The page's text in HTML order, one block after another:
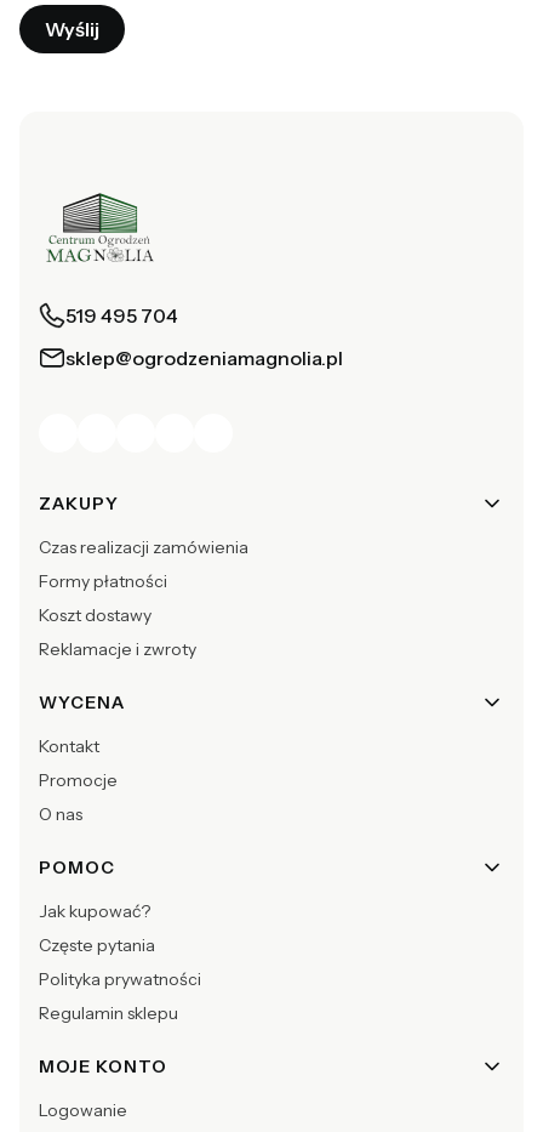
Wyślij
519 495 704
sklep@ogrodzeniamagnolia.pl
Linki w stopce
ZAKUPY
Czas realizacji zamówienia
Formy płatności
Koszt dostawy
Reklamacje i zwroty
WYCENA
Kontakt
Promocje
O nas
POMOC
Jak kupować?
Częste pytania
Polityka prywatności
Regulamin sklepu
MOJE KONTO
Logowanie